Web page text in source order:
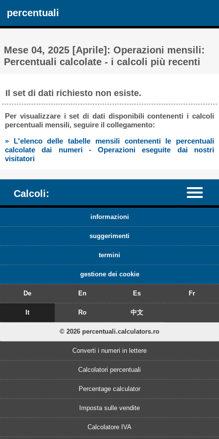
percentuali
Mese 04, 2025 [Aprile]: Operazioni mensili:
Percentuali calcolate - i calcoli più recenti
Il set di dati richiesto non esiste.
Per visualizzare i set di dati disponibili contenenti i calcoli
percentuali mensili, seguire il collegamento:
» L'elenco delle tabelle mensili contenenti le percentuali
calcolate dai numeri - Operazioni eseguite dai nostri
visitatori
Calcoli:
informazioni
suggerimenti
termini
gestione dei cookie
De En Es Fr
It Ro 中文
© 2026 percentuali.calculators.ro
Converti i numeri in lettere
Calcolatori percentuali
Percentage calculator
Imposta sulle vendite
Calcolatore IVA